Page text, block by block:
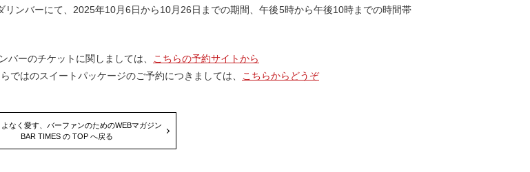
リンバーにて、2025年10月6日から10月26日までの期間、午後5時から午後10時までの時間帯
バーのチケットに関しましては、
こちらの予約サイトから
ではのスイートパッケージのご予約につきましては、
こちらからどうぞ
なく愛す、バーファンのためのWEBマガジン
BAR TIMES の TOP へ戻る